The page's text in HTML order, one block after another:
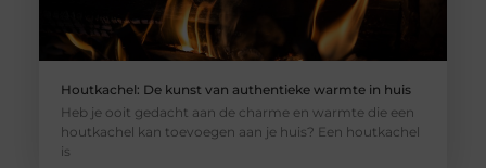
Houtkachel: De kunst van authentieke warmte in huis
Heb je ooit gedacht aan de charme en warmte die een
houtkachel kan toevoegen aan je huis? Een houtkachel
is